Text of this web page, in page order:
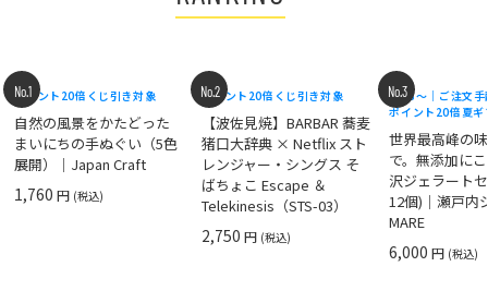
No.1
ポイント20倍 くじ引き対象
自然の風景をかたどった
まいにちの手ぬぐい（5色
展開）｜Japan Craft
1,760円 (税込)
No.2
ポイント20倍 くじ引き対象
【波佐見焼】BARBAR 蕎麦
猪口大辞典 × Netflix スト
レンジャー・シングス そ
ばちょこ Escape ＆
Telekinesis（STS-03）
2,750円 (税込)
No.3
8/18〜｜ご注文手
ポイント20倍 夏
世界最高峰の
で。無添加に
沢ジェラート
12個)｜瀬戸内
MARE
6,000円 (税込)